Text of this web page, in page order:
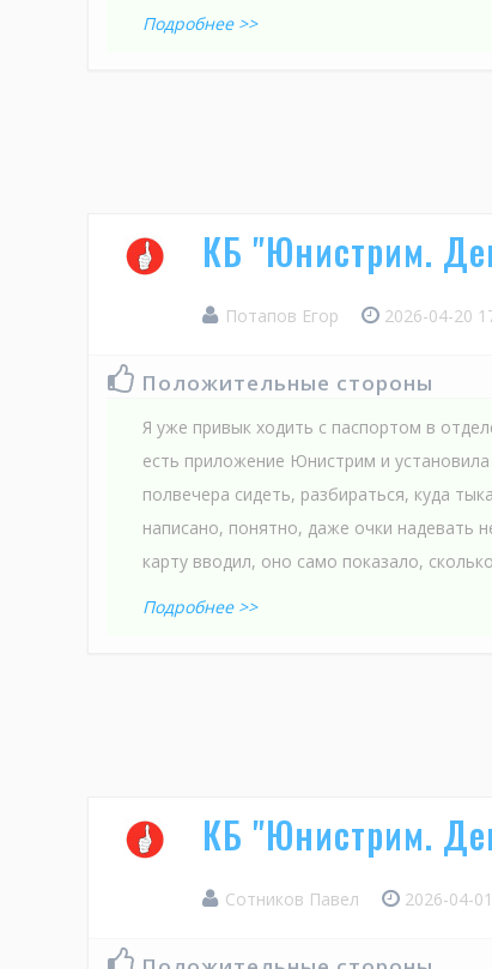
Подробнее >>
КБ "Юнистрим.
Потапов Егор 2026-04-20
Положительные стороны
Я уже привык ходить с паспортом в
есть приложение Юнистрим и
полвечера сидеть, разбираться, куда
написано, понятно, даже очки надевать
карту вводил, оно само показало,
Подробнее >>
КБ "Юнистрим.
Сотников Павел 2026-04-